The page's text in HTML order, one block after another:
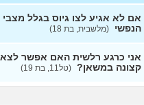
אופציות קשות לפני
בצה"ל (ניצן, בן 18)
ואני לא יודעת מה אני
לגבי זה (תמר, בת 20)
לקבל מנ״תית בסירוב
אם לא אגיע לצו גיוס בגלל מצבי
הנפשי (מלשבית, בת 18)
אני כרגע רלשית האם אפשר
קצונה במשאן? (טל11, בת 19)